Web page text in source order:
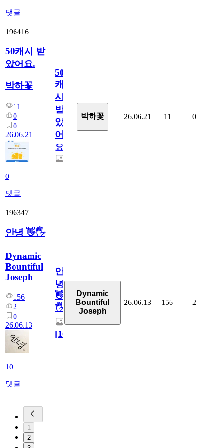
댓글
196416
50캐시 받
았어요.
박하꽃
11
0
0
26.06.21
0
댓글
50
캐
시
받
았
어
요.
박하꽃 26.06.21 11 0
196347
안녕 👋🖐
Dynamic
Bountiful
Joseph
156
2
0
26.06.13
10
댓글
안
녕
👋
🖐
[10
Dynamic
Bountiful
Joseph
26.06.13 156 2
1
2